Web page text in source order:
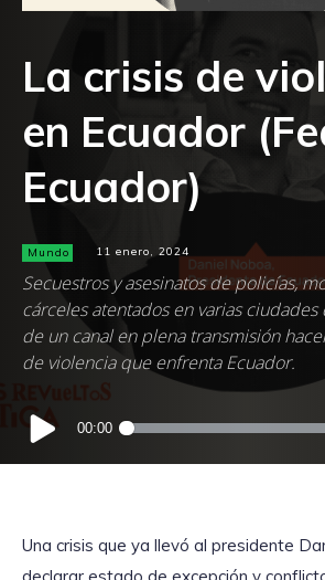
La crisis de
en Ecuador
Ecuador)
Mundo 11 enero, 2024
Secuestros y asesinatos de policías,
cárceles atentados en varias ciudades
de un canal en plena transmisión
de violencia que enfrenta Ecuador.
Reproductor
de
audio
00:00
Una crisis que ya llevó al presidente
declarar estado de excepción y